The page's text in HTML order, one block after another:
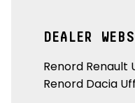
DEALER
Renord Renault
Renord Dacia